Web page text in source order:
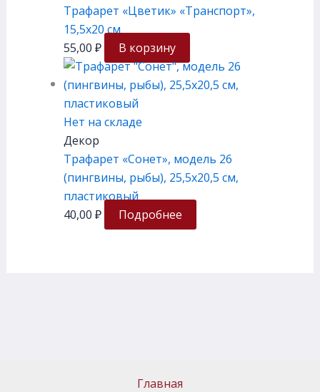
Трафарет «Цветик» «Транспорт»,
15,5х20 см
55,00 ₽ В корзину
Нет на складе
Декор
Трафарет «Сонет», модель 26
(пингвины, рыбы), 25,5х20,5 см,
пластиковый
40,00 ₽ Подробнее
Главная